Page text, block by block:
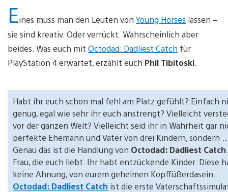
Eines muss man den Leuten vonYoung Horses lassen –
sie sind kreativ. Oder verrückt. Wahrscheinlich aber
beides. Was euch mit Octodad: Dadliest Catch für
PlayStation 4 erwartet, erzählt euch Phil Tibitoski
Habt ihr euch schon mal fehl am Platz gefühlt? Einfach
genug, egal wie sehr ihr euch anstrengt? Vielleicht
vor der ganzen Welt? Vielleicht seid ihr in Wahrheit gar
perfekte Ehemann und Vater von drei Kindern, sondern
Genau das ist die Handlung von Octodad: Dadliest Catch
Frau, die euch liebt. Ihr habt entzückende Kinder. Diese
keine Ahnung, von eurem geheimen Kopffüßerdasein.
Octodad: Dadliest Catch ist die erste